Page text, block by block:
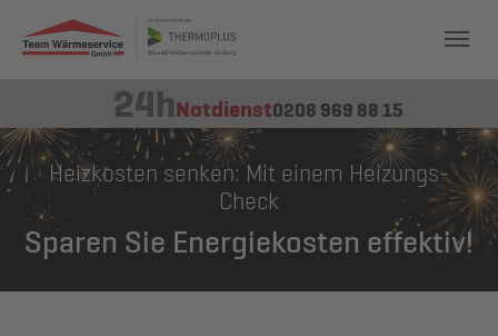
24hNotdienst0208 969 88 15
Heizkosten senken: Mit einem Heizungs-
Check
Sparen Sie Energiekosten effektiv!